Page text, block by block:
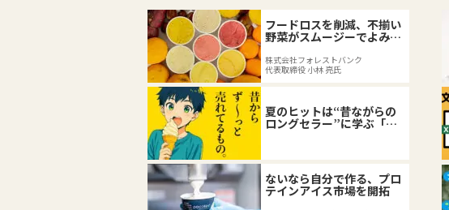
フードロスを削減、不揃い
野菜がスムージーでよみが
株式会社フォレストバンク
代表取締役 小林 亮氏
夏のヒットは“昔ながらの
ロングセラー”に学ぶ「当
たり前」を再定義した企業
ないなら自分で作る、プロ
テインアイス市場を開拓